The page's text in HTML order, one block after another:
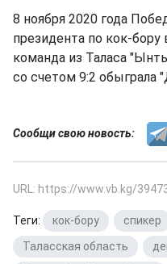
8 ноября 2020 года
президента по кок-
команда из Таласа
со счетом 9:2 обыграла
Сообщи свою новость:
URL: https://www.vb.kg/
Теги: кок-бору спикер
Таласская область